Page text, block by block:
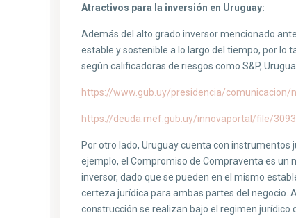
Atractivos para la inversión en Uruguay:
Además del alto grado inversor mencionado
estable y sostenible a lo largo del tiempo, por lo
según calificadoras de riesgos como S&P,
https://www.gub.uy/presidencia/
https://deuda.mef.gub.uy/innovaportal/file/
Por otro lado, Uruguay cuenta con instrumentos
ejemplo, el Compromiso de Compraventa es un
inversor, dado que se pueden en el mismo
certeza jurídica para ambas partes del negocio.
construcción se realizan bajo el regimen